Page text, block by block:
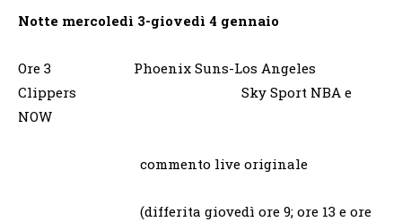
Notte mercoledì 3-giovedì 4 gennaio
Ore 3 Phoenix Suns-Los Angeles
Clippers Sky Sport NBA e
NOW
commento live originale
(differita giovedì ore 9; ore 13 e ore